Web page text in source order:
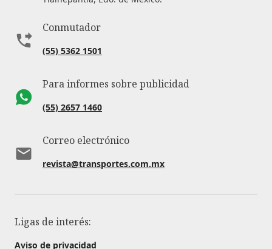
Conmutador
(55) 5362 1501
Para informes sobre publicidad
(55) 2657 1460
Correo electrónico
revista@transportes.com.mx
Ligas de interés:
Aviso de privacidad